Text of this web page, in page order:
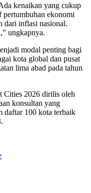
kenaikan yang cukup
ekonomi
dari inflasi nasional.
ungkapnya.
modal penting bagi
kota global dan pusat
lima abad pada tahun
Cities 2026 dirilis oleh
konsultan yang
daftar 100 kota terbaik